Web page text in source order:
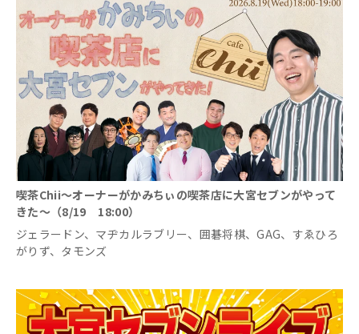
喫茶Chii～オーナーがかみちぃの喫茶店に大宮セブンがやって
きた～（8/19 18:00）
ジェラードン、マヂカルラブリー、囲碁将棋、GAG、すゑひろ
がりず、タモンズ